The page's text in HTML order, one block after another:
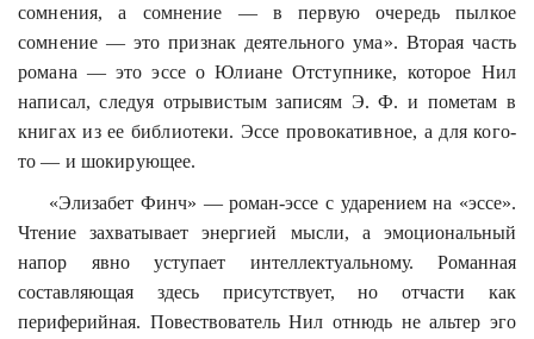
сомнения, а сомнение — в первую очередь пылкое
сомнение — это признак деятельного ума». Вторая часть
романа — это эссе о Юлиане Отступнике, которое Нил
написал, следуя отрывистым записям Э. Ф. и пометам в
книгах из ее библиотеки. Эссепровокативное, а для кого-
то — и шокирующее.
«ЭлизабетФинч» — роман-эссе с ударением на «эссе».
Чтение захватывает энергией мысли, а эмоциональный
напор явно уступает интеллектуальному. Романная
составляющая здесь присутствует, но отчасти как
периферийная. Повествователь Нил отнюдь неальтер эго